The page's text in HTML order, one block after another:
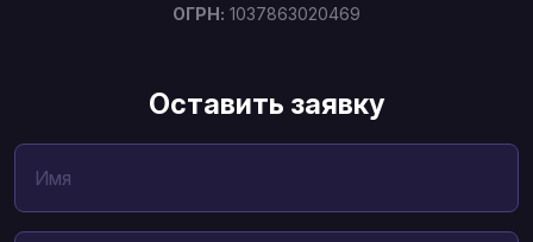
ОГРН: 1037863020469
Оставить заявку